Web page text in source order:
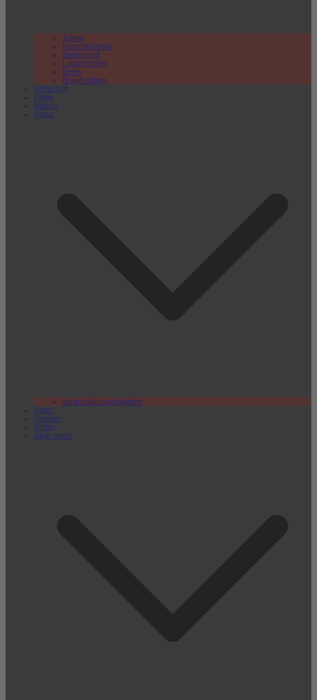
Teltow
Kleinmachnow
Stahnsdorf
Ludwigsfelde
Berlin
Brandenburg
Wirtschaft
Politik
Bildung
Kultur
Veranstaltungskalender
Sport
Verkehr
Verlag
lokal.report